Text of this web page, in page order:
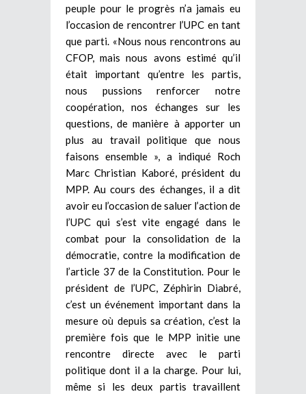
peuple pour le progrès n’a jamais eu
l’occasion de rencontrer l’UPC en tant
que parti. «Nous nous rencontrons au
CFOP, mais nous avons estimé qu’il
était important qu’entre les partis,
nous pussions renforcer notre
coopération, nos échanges sur les
questions, de manière à apporter un
plus au travail politique que nous
faisons ensemble », a indiqué Roch
Marc Christian Kaboré, président du
MPP. Au cours des échanges, il a dit
avoir eu l’occasion de saluer l’action de
l’UPC qui s’est vite engagé dans le
combat pour la consolidation de la
démocratie, contre la modification de
l’article 37 de la Constitution. Pour le
président de l’UPC, Zéphirin Diabré,
c’est un événement important dans la
mesure où depuis sa création, c’est la
première fois que le MPP initie une
rencontre directe avec le parti
politique dont il a la charge. Pour lui,
même si les deux partis travaillent